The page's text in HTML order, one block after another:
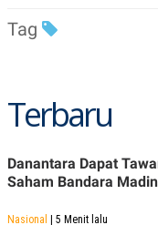
PEMBERITAAN
SIBER
POLICY
Tag
Terbaru
Danantara Dapat
Saham Bandara
Nasional | 5 Menit lalu